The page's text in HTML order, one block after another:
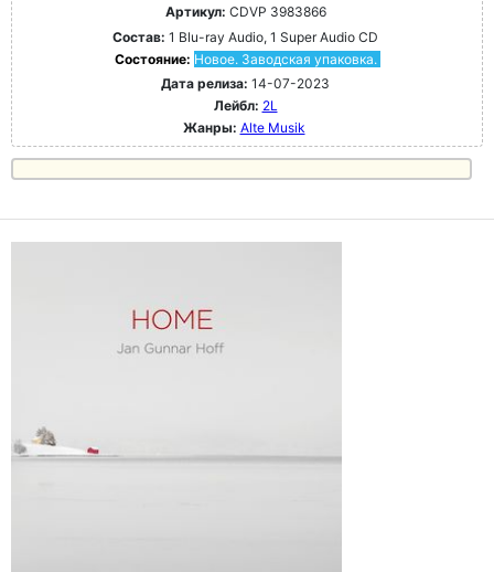
Артикул: CDVP 3983866
Состав: 1 Blu-ray Audio, 1 Super Audio CD
Состояние: Новое. Заводская упаковка.
Дата релиза: 14-07-2023
Лейбл: 2L
Жанры: Alte Musik